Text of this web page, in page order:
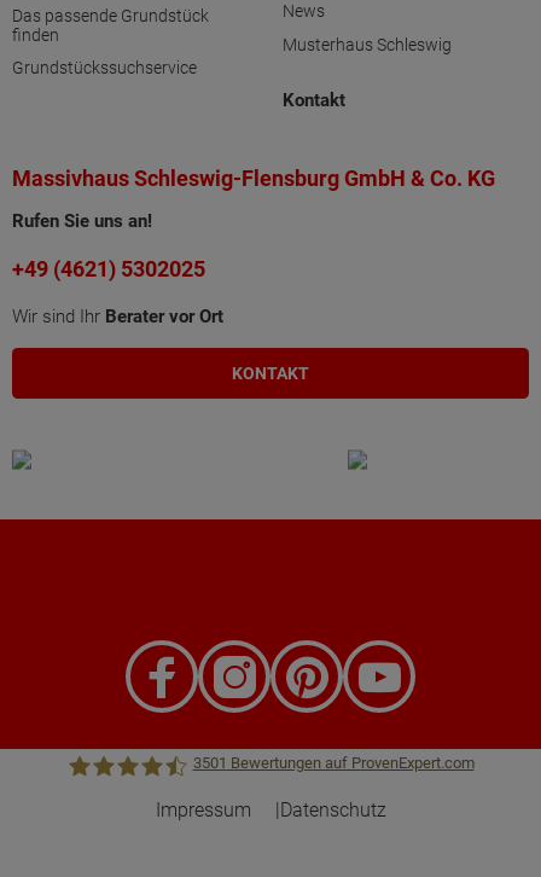
Das passende Grundstück
finden
Grundstückssuchservice
News
Musterhaus Schleswig
Kontakt
Massivhaus Schleswig-Flensburg GmbH & Co. KG
Rufen Sie uns an!
+49 (4621) 5302025
Wir sind Ihr Berater vor Ort
KONTAKT
3501 Bewertungen auf ProvenExpert.com
Impressum Datenschutz